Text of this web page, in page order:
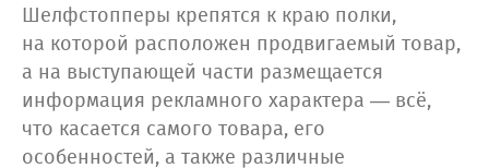
Шелфстопперы крепятся к краю полки,
на которой расположен продвигаемый товар,
а на выступающей части размещается
информация рекламного характера — всё,
что касается самого товара, его
особенностей, а также различные